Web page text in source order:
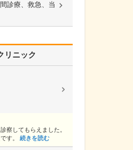
診療、救急、当
リニック
察してもらえました。
す。 続きを読む